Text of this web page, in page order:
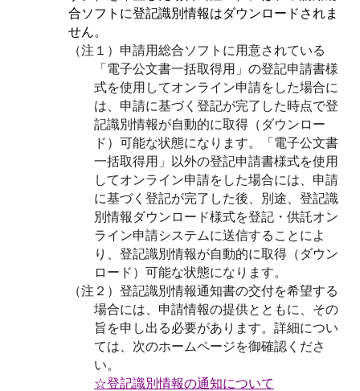
合ソフトに登記識別情報はダウンロードされま
せん。
（注１）申請用総合ソフトに用意されている
「電子公文書一括取得用」の登記申請書様
式を使用してオンライン申請をした場合に
は、申請に基づく登記が完了した時点で登
記識別情報が自動的に取得（ダウンロー
ド）可能な状態になります。「電子公文書
一括取得用」以外の登記申請書様式を使用
してオンライン申請をした場合には、申請
に基づく登記が完了した後、別途、登記識
別情報ダウンロード様式を登記・供託オン
ライン申請システムに送信することによ
り、登記識別情報が自動的に取得（ダウン
ロード）可能な状態になります。
（注２）登記識別情報通知書の交付を希望する
場合には、申請情報の提供とともに、その
旨を申し出る必要があります。詳細につい
ては、次のホームページを御確認くださ
い。
☆登記識別情報の通知について